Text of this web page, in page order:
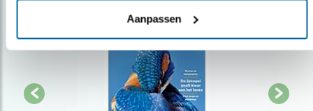
Aanpassen